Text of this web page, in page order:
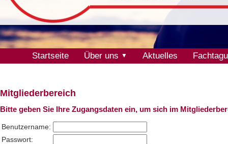
Startseite Über uns ▼ Aktuelles
Mitgliederbereich
Bitte geben Sie Ihre Zugangsdaten ein, um sich im
Benutzername:
Passwort: